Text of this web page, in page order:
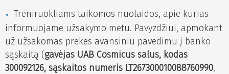
Treniruokliams taikomos nuolaidos, apie kurias
informuojame užsakymo metu. Pavyzdžiui, apmokant
už užsakomas prekes avansiniu pavedimu į banko
sąskaitą (gavėjas UAB Cosmicus salus, kodas
300092126, sąskaitos numeris LT267300010088760990,